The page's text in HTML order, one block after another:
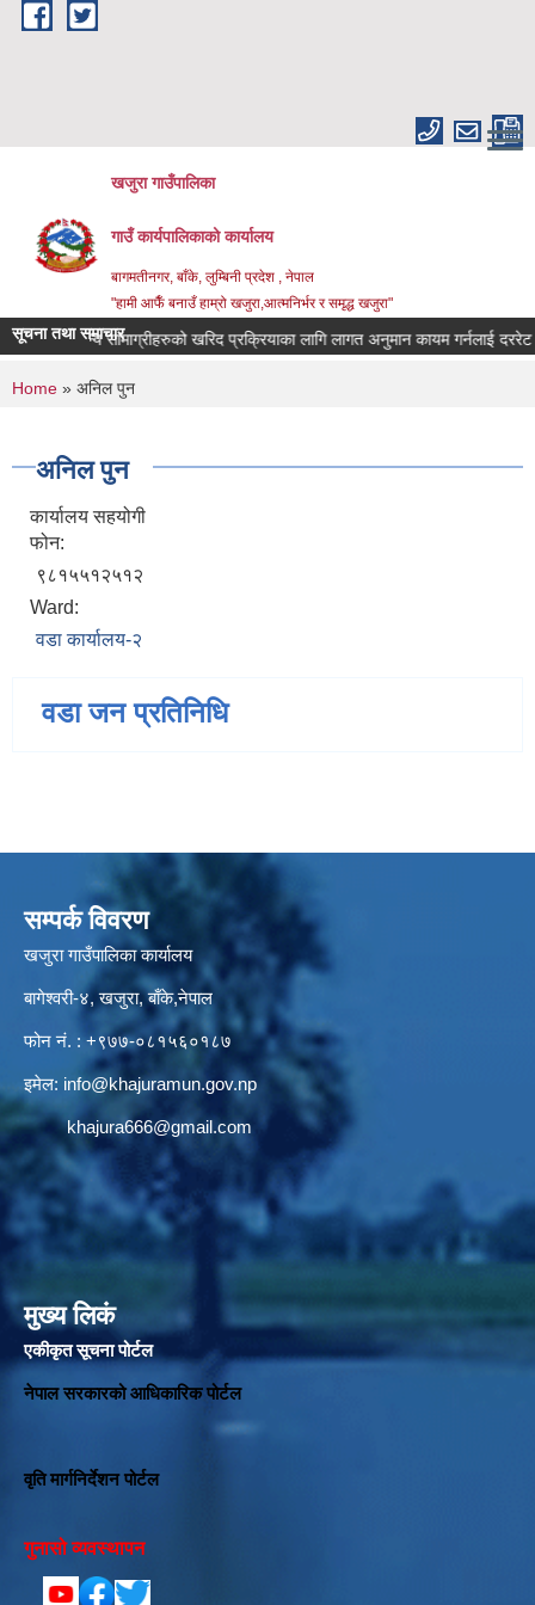
Skip to main content
खजुरा गाउँपालिका
गाउँ कार्यपालिकाको कार्यालय
बागमतीनगर, बाँके, लुम्बिनी प्रदेश , नेपाल
"हामी आफैँ बनाउँ हाम्रो खजुरा,आत्मनिर्भर र समृद्ध खजुरा"
सूचना तथा समाचार
औषधिजन्य सामाग्रीहरुको खरिद प्रक्रियाका लागि लागत अनुमान कायम गर्नलाई दररेट
You are here
Home » अनिल पुन
अनिल पुन
कार्यालय सहयोगी
फोन:
९८१५५१२५१२
Ward:
वडा कार्यालय-२
वडा जन प्रतिनिधि
सम्पर्क विवरण
खजुरा गाउँपालिका कार्यालय
बागेश्वरी-४, खजुरा, बाँके,नेपाल
फोन नं. : +९७७-०८१५६०१८७
इमेल: info@khajuramun.gov.np
khajura666@gmail.com
मुख्य लिकं
एकीकृत सूचना पोर्टल
नेपाल सरकारको आधिकारिक पोर्टल
वृति मार्गनिर्देशन पोर्टल
गुनासो व्यवस्थापन